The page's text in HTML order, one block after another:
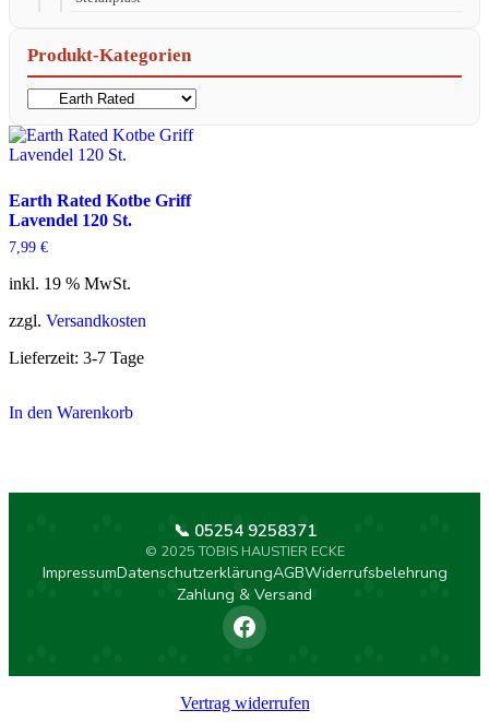
Produkt-Kategorien
Earth Rated Kotbe Griff
Lavendel 120 St.
7,99 €
inkl. 19 % MwSt.
zzgl. Versandkosten
Lieferzeit: 3-7 Tage
In den Warenkorb
ImpressumDatenschutzerklärungAGBWiderrufsbelehrung
Zahlung & Versand
📞 05254 9258371
© 2025 TOBIS HAUSTIER ECKE
Vertrag widerrufen